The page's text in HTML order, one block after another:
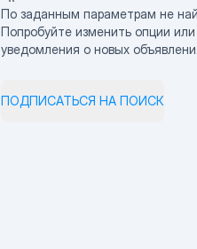
По заданным параметрам не
Попробуйте изменить опции
уведомления о новых
ПОДПИСАТЬСЯ НА ПОИСК